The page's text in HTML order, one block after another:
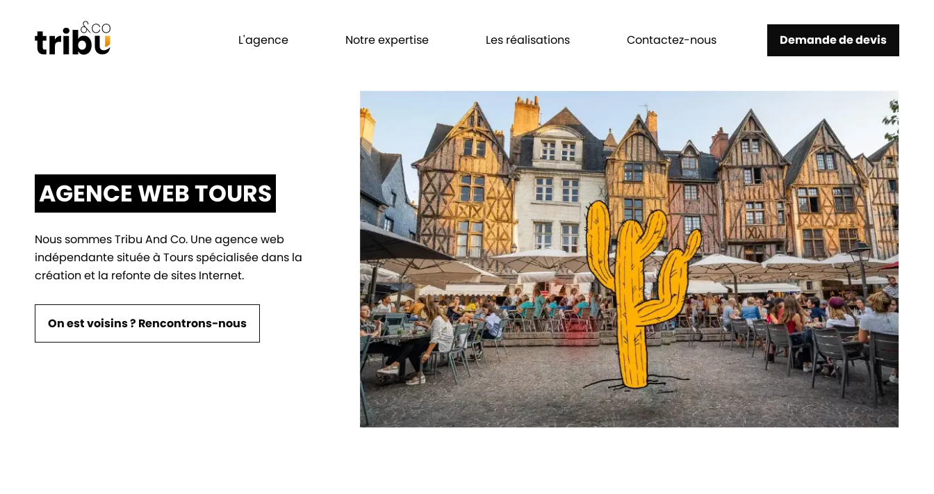
L'agence Notre expertise Les réalisations Contactez-nous Demande de devis
AGENCE WEB TOURS
Nous sommes Tribu And Co. Une agence web
indépendante située à Tours spécialisée dans la
création et la refonte de sites Internet.
On est voisins ? Rencontrons-nous